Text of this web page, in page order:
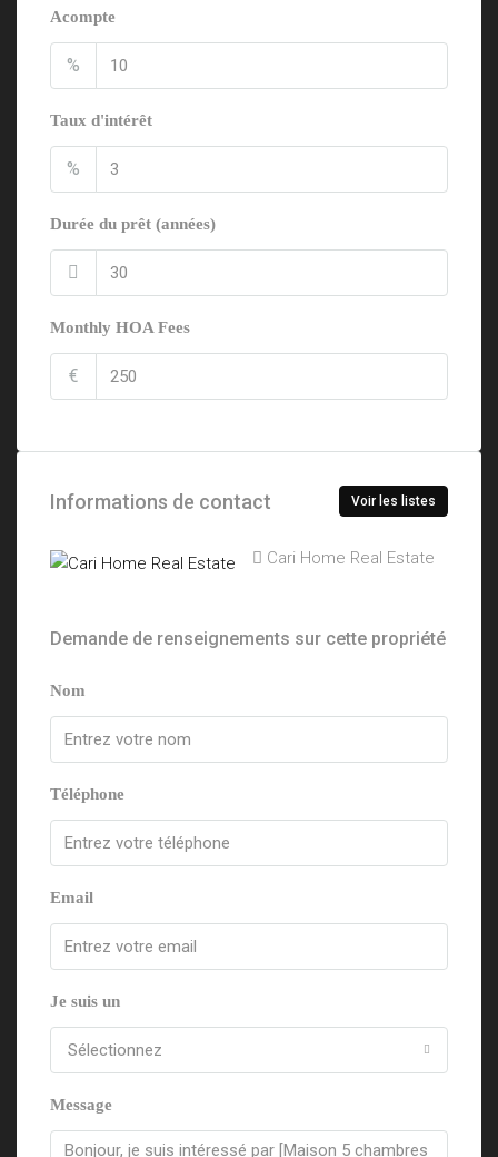
Acompte
%
Taux d'intérêt
%
Durée du prêt (années)
Monthly HOA Fees
€
Informations de contact Voir les listes
Cari Home Real Estate
Demande de renseignements sur cette propriété
Nom
Téléphone
Email
Je suis un
Sélectionnez
Message